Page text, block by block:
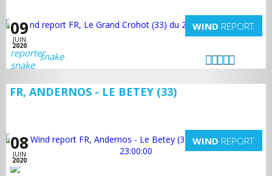
09
JUIN
2020
WIND REPORT
snake
FR, ANDERNOS - LE BETEY (33)
08
JUIN
2020
WIND REPORT